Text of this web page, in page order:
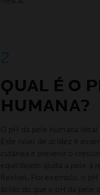
QUAL É O
HUMANA?
O pH da pele humana
Este nível de acidez é
cutânea e prevenir o
equilibrado ajuda a pele a
flexível. Por exemplo, o pH
ácido do que o pH da pele